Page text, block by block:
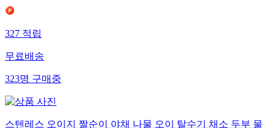
327적립
무료배송
323명구매중